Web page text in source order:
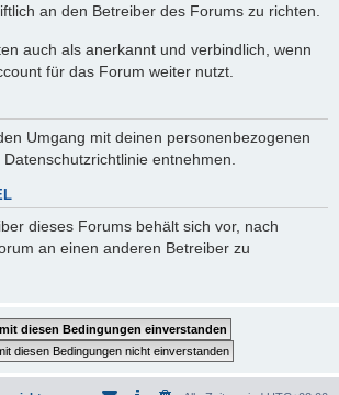
an den Betreiber des Forums zu richten.
auch als anerkannt und verbindlich, wenn
für das Forum weiter nutzt.
Umgang mit deinen personenbezogenen
entnehmen.
dieses Forums behält sich vor, nach
an einen anderen Betreiber zu